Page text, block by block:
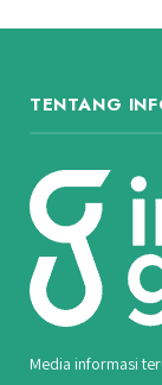
TENTANG
Media informasi